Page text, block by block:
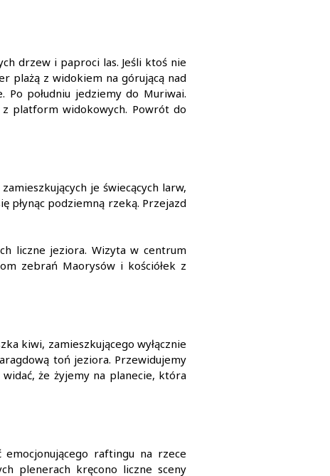
drzew i paproci las. Jeśli ktoś nie
plażą z widokiem na górującą nad
Po południu jedziemy do Muriwai.
z platform widokowych. Powrót do
je świecących larw,
płynąc podziemną rzeką. Przejazd
liczne jeziora. Wizyta w centrum
zebrań Maorysów i kościółek z
kiwi, zamieszkującego wyłącznie
toń jeziora. Przewidujemy
że żyjemy na planecie, która
raftingu na rzece
plenerach kręcono liczne sceny